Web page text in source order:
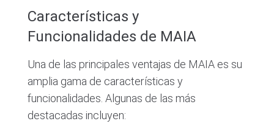
Características y
Funcionalidades de MAIA
Una de las principales ventajas de MAIA es su
amplia gama de características y
funcionalidades. Algunas de las más
destacadas incluyen: